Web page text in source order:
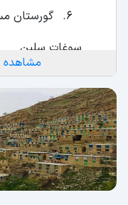
گورستان
سوغات سلین
بهترین زمان
هتل و اقامتگاه
راه های
مشاهده